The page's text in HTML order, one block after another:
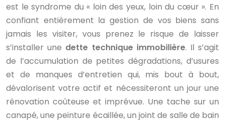
est le syndrome du « loin des yeux, loin du cœur ». En
confiant entièrement la gestion de vos biens sans
jamais les visiter, vous prenez le risque de laisser
s’installer une dette technique immobilière. Il s’agit
de l’accumulation de petites dégradations, d’usures
et de manques d’entretien qui, mis bout à bout,
dévalorisent votre actif et nécessiteront un jour une
rénovation coûteuse et imprévue. Une tache sur un
canapé, une peinture écaillée, un joint de salle de bain